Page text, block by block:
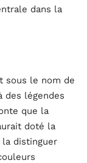
dans la
sous le nom de
des légendes
que la
doté la
distinguer